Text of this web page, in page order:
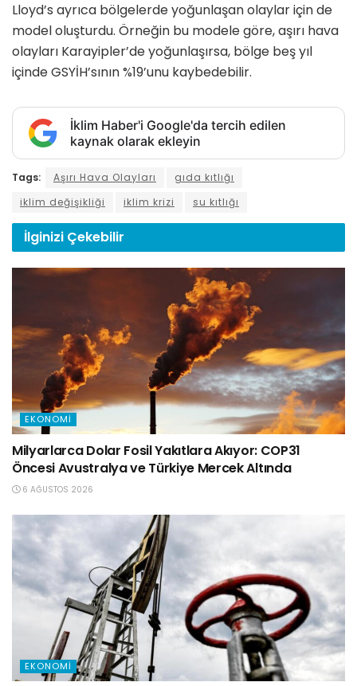
Lloyd’s ayrıca bölgelerde yoğunlaşan olaylar için de
model oluşturdu. Örneğin bu modele göre, aşırı hava
olayları Karayipler’de yoğunlaşırsa, bölge beş yıl
içinde GSYİH’sının %19’unu kaybedebilir.
İklim Haber'i Google'da tercih edilen
kaynak olarak ekleyin
Tags: Aşırı Hava Olayları
gıda kıtlığı
iklim değişikliği
iklim krizi su kıtlığı
İlginizi Çekebilir
EKONOMI
Milyarlarca Dolar Fosil Yakıtlara Akıyor: COP31
Öncesi Avustralya ve Türkiye Mercek Altında
6 AĞUSTOS 2026
EKONOMI